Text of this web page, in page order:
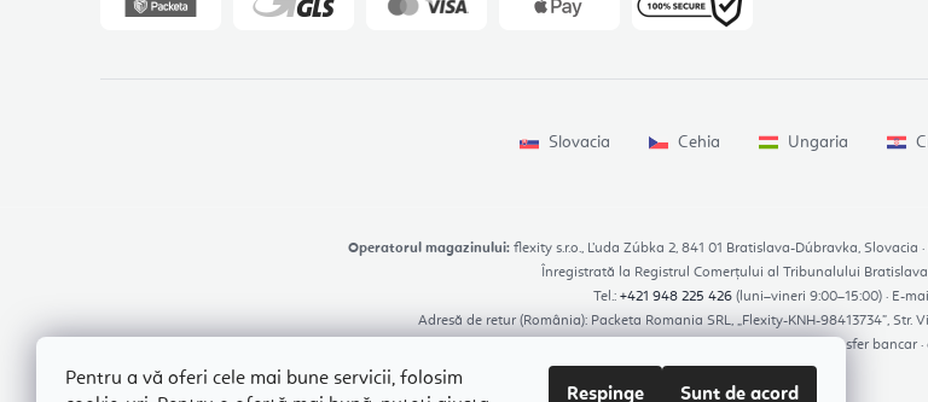
Pentru a vă oferi cele mai bune servicii, folosim
Respinge Sunt de acord
Slovacia Cehia Ungaria
Operatorul magazinului: flexity s.r.o., Ľuda Zúbka 2, 841 01 Bratislava-Dúbravka, Slovacia
Înregistrată la Registrul Comerțului al Tribunalului Bratislava
Tel.: +421 948 225 426 (luni–vineri 9:00–15:00) · E-
Adresă de retur (România): Packeta Romania SRL, „Flexity-KNH-98413734”,
Modalități de plată: ramburs · transfer bancar